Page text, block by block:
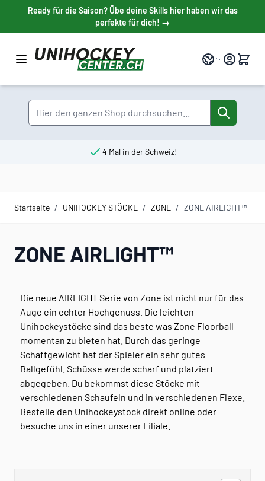
Direkt zum Inhalt
Ready für die Saison? Übe deine Skills hier haben wir das
perfekte für dich! →
Sprache
Suche
4 Mal in der Schweiz!
Startseite / UNIHOCKEY STÖCKE / ZONE / ZONE AIRLIGHT™
ZONE AIRLIGHT™
Die neue AIRLIGHT Serie von Zone ist nicht nur für das
Auge ein echter Hochgenuss. Die leichten
Unihockeystöcke sind das beste was Zone Floorball
momentan zu bieten hat. Durch das geringe
Schaftgewicht hat der Spieler ein sehr gutes
Ballgefühl. Schüsse werde scharf und platziert
abgegeben. Du bekommst diese Stöcke mit
verschiedenen Schaufeln und in verschiedenen Flexe.
Bestelle den Unihockeystock direkt online oder
besuche uns in einer unserer Filiale.